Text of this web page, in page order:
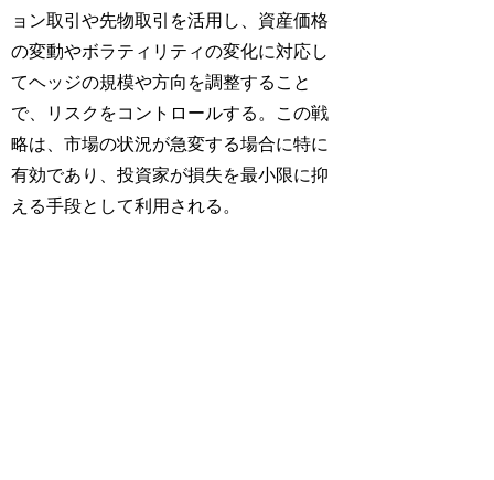
ョン取引や先物取引を活用し、資産価格
の変動やボラティリティの変化に対応し
てヘッジの規模や方向を調整すること
で、リスクをコントロールする。この戦
略は、市場の状況が急変する場合に特に
有効であり、投資家が損失を最小限に抑
える手段として利用される。